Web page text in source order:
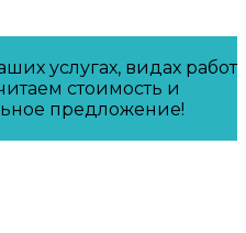
услугах, видах работ
стоимость и
предложение!